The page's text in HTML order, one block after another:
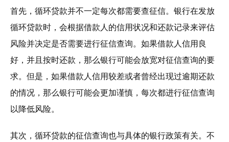
首先，循环贷款并不一定每次都需要查征信。银行在发放
循环贷款时，会根据借款人的信用状况和还款记录来评估
风险并决定是否需要进行征信查询。如果借款人信用良
好，并且按时还款，那么银行可能会放宽对征信查询的要
求。但是，如果借款人信用较差或者曾经出现过逾期还款
的情况，那么银行可能会更加谨慎，每次都进行征信查询
以降低风险。
其次，循环贷款的征信查询也与具体的银行政策有关。不